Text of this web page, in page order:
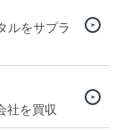
ルをサプラ
社を買収